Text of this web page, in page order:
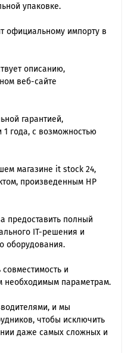
упаковке.
официальному импорту в
описанию,
веб-сайте
гарантией,
1 года, с возможностью
магазине it stock 24,
произведенным HP
предоставить полный
IT-решения и
оборудования.
и
необходимым параметрам.
и мы
чтобы исключить
даже самых сложных и